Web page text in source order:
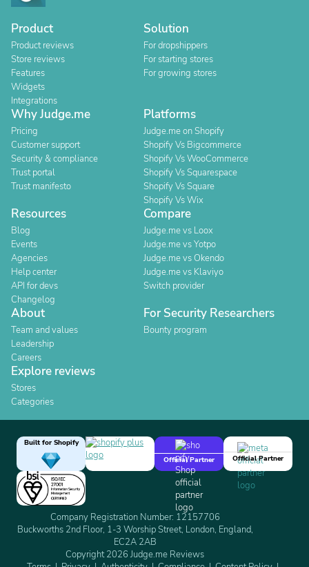
Product
Product reviews
Store reviews
Features
Widgets
Integrations
Solution
For dropshippers
For starting stores
For growing stores
Why Judge.me
Pricing
Customer support
Security & compliance
Trust portal
Trust manifesto
Platforms
Judge.me on Shopify
Shopify Vs Bigcommerce
Shopify Vs WooCommerce
Shopify Vs Squarespace
Shopify Vs Square
Shopify Vs Wix
Resources
Blog
Events
Agencies
Help center
API for devs
Changelog
Compare
Judge.me vs Loox
Judge.me vs Yotpo
Judge.me vs Okendo
Judge.me vs Klaviyo
Switch provider
About
Team and values
Leadership
Careers
For Security Researchers
Bounty program
Explore reviews
Stores
Categories
Built for Shopify
Official Partner
Official Partner
Company Registration Number: 12157706
Buckworths 2nd Floor, 1-3 Worship Street, London, England,
EC2A 2AB
Copyright 2026 Judge.me Reviews